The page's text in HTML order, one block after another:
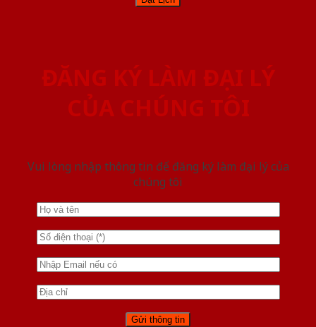
ĐĂNG KÝ LÀM ĐẠI LÝ
CỦA CHÚNG TÔI
Vui lòng nhập thông tin để đăng ký làm đại lý của
chúng tôi